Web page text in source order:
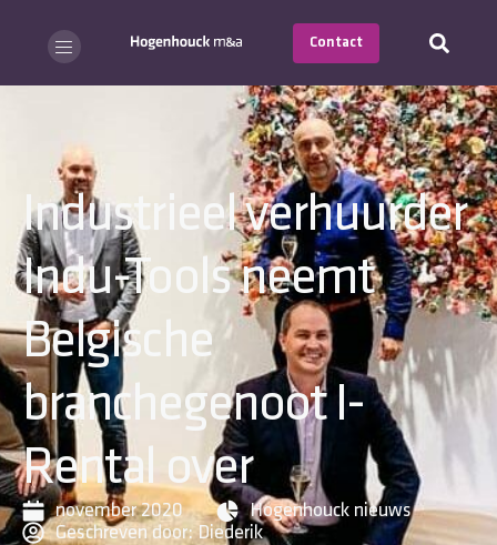
Contact
Industrieel verhuurder
Indu-Tools neemt
Belgische
branchegenoot I-
Rental over
november 2020
Hogenhouck nieuws
Geschreven door:Diederik